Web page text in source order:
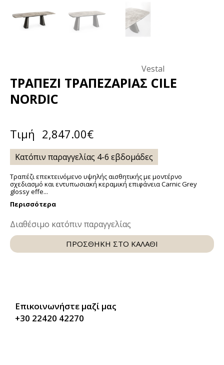
Vestal
ΤΡΑΠΕΖΙ ΤΡΑΠΕΖΑΡΊΑΣ CILE
NORDIC
Τιμή 2,847.00€
Κατόπιν παραγγελίας 4-6 εβδομάδες
Τραπέζι επεκτεινόμενο υψηλής αισθητικής με μοντέρνο
σχεδιασμό και εντυπωσιακή κεραμική επιφάνεια Carnic Grey
glossy effe...
Περισσότερα
Διαθέσιμο κατόπιν παραγγελίας
ΠΡΟΣΘΗΚΗ ΣΤΟ ΚΑΛΑΘΙ
Επικοινωνήστε μαζί μας
+30 22420 42270